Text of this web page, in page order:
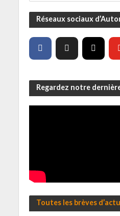
Réseaux sociaux
Regardez notre
Toutes les brèves